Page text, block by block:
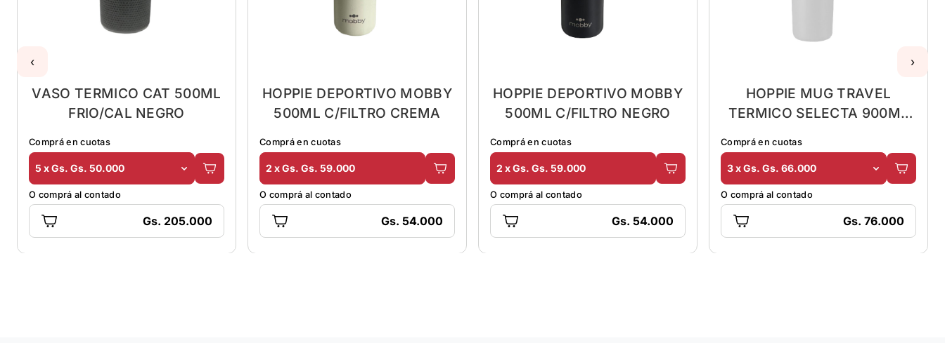
VASO TERMICO CAT 500ML
FRIO/CAL NEGRO
Comprá en cuotas
5 x Gs. Gs. 50.000
O comprá al contado
Gs. 205.000
HOPPIE DEPORTIVO MOBBY
500ML C/FILTRO CREMA
Comprá en cuotas
2 x Gs. Gs. 59.000
O comprá al contado
Gs. 54.000
HOPPIE DEPORTIVO MOBBY
500ML C/FILTRO NEGRO
Comprá en cuotas
2 x Gs. Gs. 59.000
O comprá al contado
Gs. 54.000
HOPPIE MUG TRAVEL
TERMICO SELECTA 900ML
Comprá en cuotas
3 x Gs. Gs. 66.000
O comprá al contado
Gs. 76.000
‹ ›